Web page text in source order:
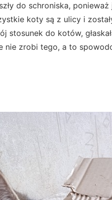
do schroniska, ponieważ
koty są z ulicy i
stosunek do kotów,
nie zrobi tego, a to